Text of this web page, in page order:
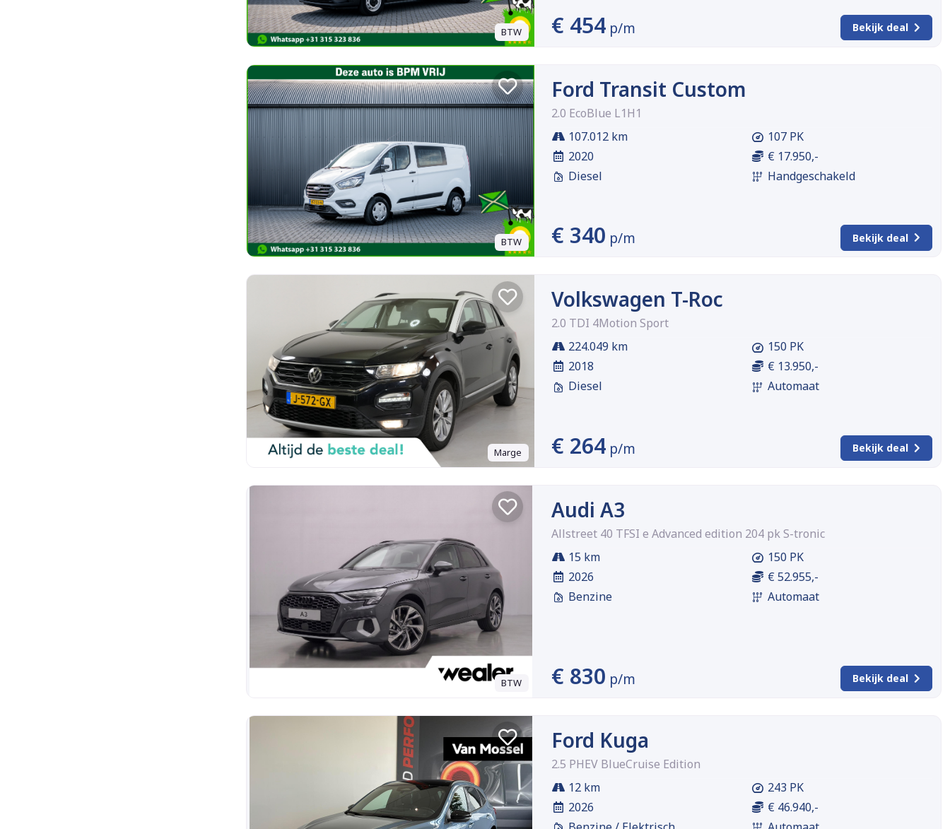
BTW € 454 p/m Bekijk deal
BTW
Ford Transit Custom
2.0 EcoBlue L1H1
107.012 km
2020
Diesel
107 PK
€ 17.950,-
Handgeschakeld
€ 340 p/m Bekijk deal
Marge
Volkswagen T-Roc
2.0 TDI 4Motion Sport
224.049 km
2018
Diesel
150 PK
€ 13.950,-
Automaat
€ 264 p/m Bekijk deal
BTW
Audi A3
Allstreet 40 TFSI e Advanced edition 204 pk S-tronic
15 km
2026
Benzine
150 PK
€ 52.955,-
Automaat
€ 830 p/m Bekijk deal
Ford Kuga
2.5 PHEV BlueCruise Edition
12 km
2026
243 PK
€ 46.940,-